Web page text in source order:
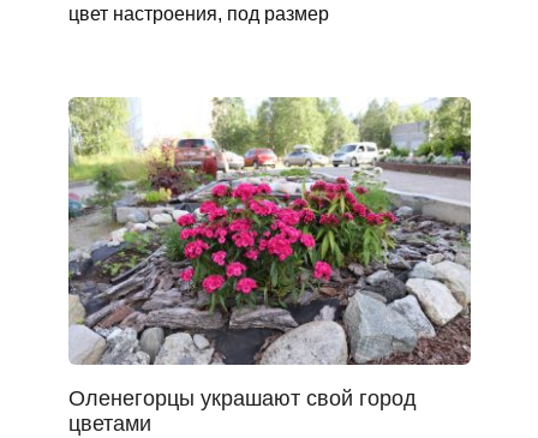
цвет настроения, под размер
Оленегорцы украшают свой город
цветами